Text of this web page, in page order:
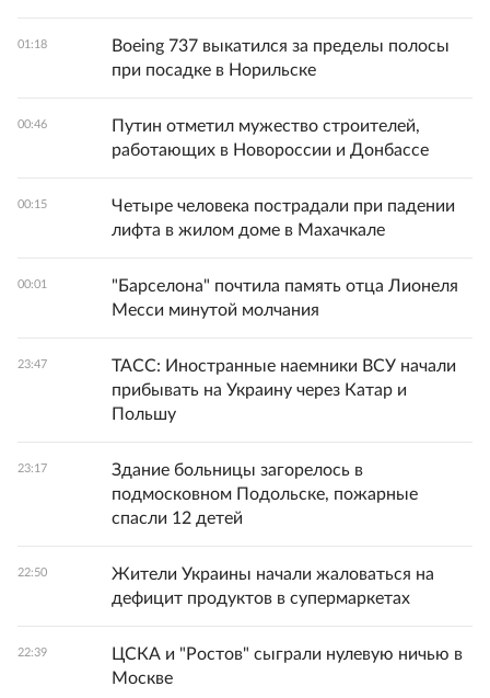
01:18
Boeing 737 выкатился за пределы полосы
при посадке в Норильске
00:46
Путин отметил мужество строителей,
работающих в Новороссии и Донбассе
00:15
Четыре человека пострадали при падении
лифта в жилом доме в Махачкале
00:01
"Барселона" почтила память отца Лионеля
Месси минутой молчания
23:47
ТАСС: Иностранные наемники ВСУ начали
прибывать на Украину через Катар и
Польшу
23:17
Здание больницы загорелось в
подмосковном Подольске, пожарные
спасли 12 детей
22:50
Жители Украины начали жаловаться на
дефицит продуктов в супермаркетах
22:39
ЦСКА и "Ростов" сыграли нулевую ничью в
Москве